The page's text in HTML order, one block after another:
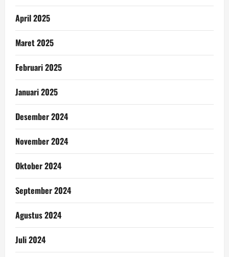
April 2025
Maret 2025
Februari 2025
Januari 2025
Desember 2024
November 2024
Oktober 2024
September 2024
Agustus 2024
Juli 2024